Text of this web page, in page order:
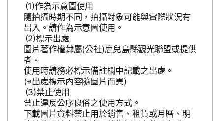
作為示意圖使用
隨拍攝時期不同，拍攝對象可能與實際狀況有
出入。請作為示意圖使用。
標示出處
圖片著作權隸屬(公社)鹿兒島縣觀光聯盟或提供
者。
使用時請務必標示備註欄中記載之出處。
(※出處標示內容隨圖片而異)
禁止使用
禁止違反公序良俗之使用方式。
下載圖片資料禁止用於銷售、租賃或月曆、明